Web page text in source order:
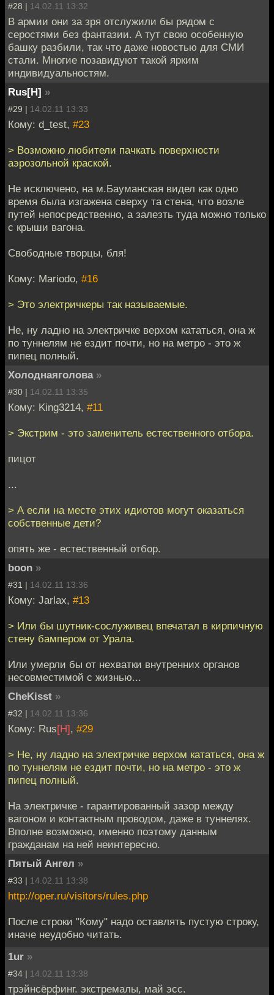
#28 | 14.02.11 13:32
В армии они за зря отслужили бы рядом с
серостями без фантазии. А тут свою особенную
башку разбили, так что даже новостью для СМИ
стали. Многие позавидуют такой ярким
индивидуальностям.
Rus[H] »
#29 | 14.02.11 13:33
Кому: d_test, #23
> Возможно любители пачкать поверхности
аэрозольной краской.
Не исключено, на м.Бауманская видел как одно
время была изгажена сверху та стена, что возле
путей непосредственно, а залезть туда можно только
с крыши вагона.
Свободные творцы, бля!
Кому: Mariodo, #16
> Это электричкеры так называемые.
Не, ну ладно на электричке верхом кататься, она ж
по туннелям не ездит почти, но на метро - это ж
пипец полный.
Холоднаяголова »
#30 | 14.02.11 13:35
Кому: King3214, #11
> Экстрим - это заменитель естественного отбора.
пицот
...
> А если на месте этих идиотов могут оказаться
собственные дети?
опять же - естественный отбор.
boon »
#31 | 14.02.11 13:36
Кому: Jarlax, #13
> Или бы шутник-сослуживец впечатал в кирпичную
стену бампером от Урала.
Или умерли бы от нехватки внутренних органов
несовместимой с жизнью...
CheKisst »
#32 | 14.02.11 13:36
Кому: Rus[H], #29
> Не, ну ладно на электричке верхом кататься, она ж
по туннелям не ездит почти, но на метро - это ж
пипец полный.
На электричке - гарантированный зазор между
вагоном и контактным проводом, даже в туннелях.
Вполне возможно, именно поэтому данным
гражданам на ней неинтересно.
Пятый Ангел »
#33 | 14.02.11 13:38
http://oper.ru/visitors/rules.php
После строки "Кому" надо оставлять пустую строку,
иначе неудобно читать.
1ur »
#34 | 14.02.11 13:38
трэйнсёрфинг. экстремалы, май эсс.